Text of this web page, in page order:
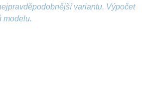
variantu. Výpočet
modelu.